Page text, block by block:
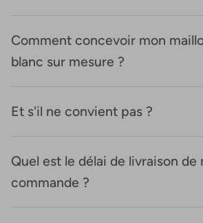
Comment concevoir mon
blanc sur mesure ?
Et s'il ne convient pas ?
Quel est le délai de livraison de
commande ?